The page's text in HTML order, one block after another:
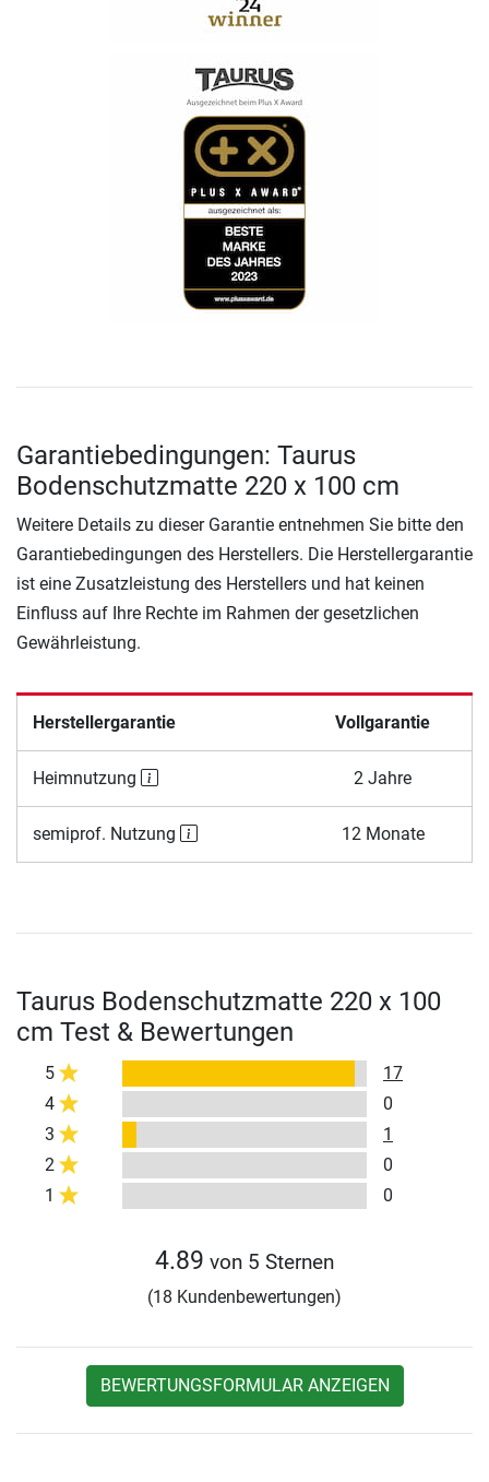
Garantiebedingungen: Taurus
Bodenschutzmatte 220 x 100 cm
Weitere Details zu dieser Garantie entnehmen Sie bitte den
Garantiebedingungen des Herstellers. Die Herstellergarantie
ist eine Zusatzleistung des Herstellers und hat keinen
Einfluss auf Ihre Rechte im Rahmen der gesetzlichen
Gewährleistung.
Herstellergarantie Vollgarantie
Heimnutzung 2 Jahre
semiprof. Nutzung 12 Monate
Taurus Bodenschutzmatte 220 x 100
cm Test & Bewertungen
5
17
4
0
3
1
2
0
1
0
4.89 von 5 Sternen
(18 Kundenbewertungen)
BEWERTUNGSFORMULAR ANZEIGEN